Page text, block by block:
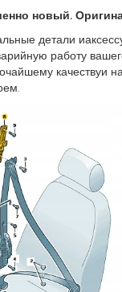
новый.
детали
работу
качествуи